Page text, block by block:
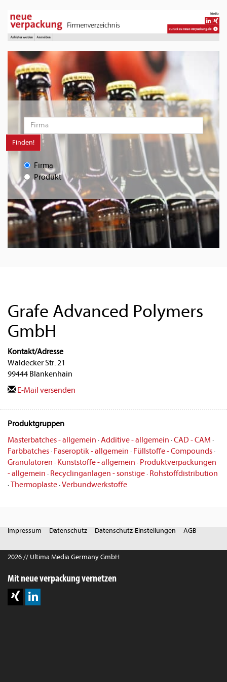
Finden!
Firma
Produkt
Grafe Advanced Polymers
GmbH
Kontakt/Adresse
Waldecker Str. 21
99444 Blankenhain
E-Mail versenden
Produktgruppen
Masterbatches - allgemein ·Additive - allgemein ·CAD - CAM ·
Farbbatches· Faseroptik - allgemein · Füllstoffe - Compounds·
Granulatoren · Kunststoffe - allgemein · Produktverpackungen
- allgemein · Recyclinganlagen - sonstige· Rohstoffdistribution
·Thermoplaste·Verbundwerkstoffe
Impressum Datenschutz Datenschutz-Einstellungen AGB
2026 // Ultima Media Germany GmbH
Mit neue verpackung vernetzen